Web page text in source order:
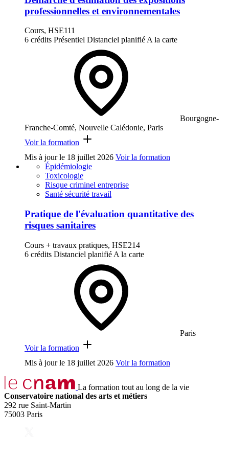
professionnelles et environnementales
Cours, HSE111
6 crédits Présentiel Distanciel planifié A la carte
Bourgogne-
Franche-Comté, Nouvelle Calédonie, Paris
Voir la formation
Mis à jour le 18 juillet 2026 Voir la formation
Épidémiologie
Toxicologie
Risque criminel entreprise
Santé sécurité travail
Pratique de l'évaluation quantitative des
risques sanitaires
Cours + travaux pratiques, HSE214
6 crédits Distanciel planifié A la carte
Paris
Voir la formation
Mis à jour le 18 juillet 2026 Voir la formation
La formation tout au long de la vie
Conservatoire national des arts et métiers
292 rue Saint-Martin
75003 Paris